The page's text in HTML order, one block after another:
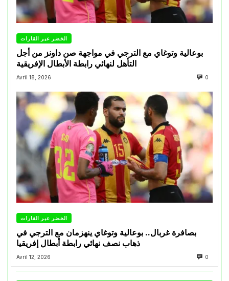
الخضر عبر القارات
بوعالية وتوغاي مع الترجي في مواجهة صن داونز من أجل
التأهل لنهائي رابطة الأبطال الإفريقية
Avril 18, 2026 0
الخضر عبر القارات
بصافرة غربال.. بوعالية وتوغاي ينهزمان مع الترجي في
ذهاب نصف نهائي رابطة أبطال إفريقيا
Avril 12, 2026 0